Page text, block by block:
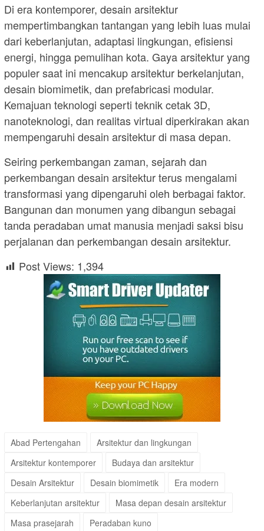
Di era kontemporer, desain arsitektur
mempertimbangkan tantangan yang lebih luas mulai
dari keberlanjutan, adaptasi lingkungan, efisiensi
energi, hingga pemulihan kota. Gaya arsitektur yang
populer saat ini mencakup arsitektur berkelanjutan,
desain biomimetik, dan prefabricasi modular.
Kemajuan teknologi seperti teknik cetak 3D,
nanoteknologi, dan realitas virtual diperkirakan akan
mempengaruhi desain arsitektur di masa depan.
Seiring perkembangan zaman, sejarah dan
perkembangan desain arsitektur terus mengalami
transformasi yang dipengaruhi oleh berbagai faktor.
Bangunan dan monumen yang dibangun sebagai
tanda peradaban umat manusia menjadi saksi bisu
perjalanan dan perkembangan desain arsitektur.
Post Views: 1,394
Abad Pertengahan
Arsitektur dan lingkungan
Arsitektur kontemporer
Budaya dan arsitektur
Desain Arsitektur
Desain biomimetik
Era modern
Keberlanjutan arsitektur
Masa depan desain arsitektur
Masa prasejarah
Peradaban kuno